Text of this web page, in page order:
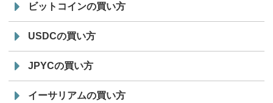
ビットコインの買い方
USDCの買い方
JPYCの買い方
イーサリアムの買い方